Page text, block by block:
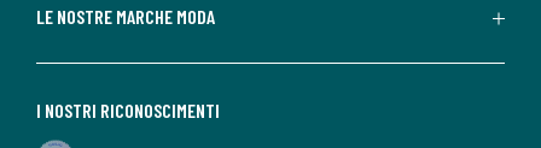
LE NOSTRE MARCHE MODA
I NOSTRI RICONOSCIMENTI